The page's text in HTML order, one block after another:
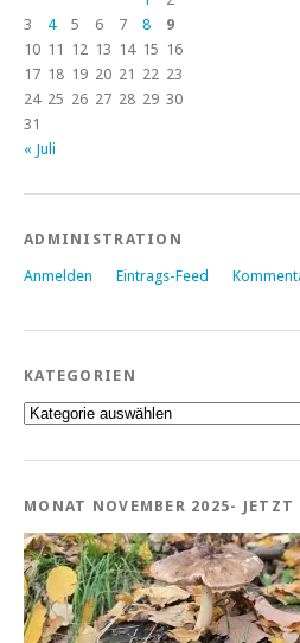
3
4 5 6 7 8
9
10 11 12 13 14 15 16
17 18 19 20 21 22 23
24 25 26 27 28 29 30
31
« Juli
ADMINISTRATION
Anmelden Eintrags-Feed
KATEGORIEN
Kategorien
MONAT NOVEMBER 2025- JETZT